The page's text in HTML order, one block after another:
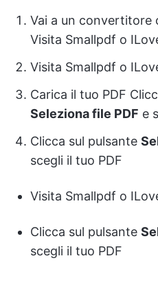
Vai a un convertitore
Visita Smallpdf o
Visita Smallpdf o
Carica il tuo PDF
Seleziona file PDF e
Clicca sul pulsante
scegli il tuo PDF
Visita Smallpdf o
Clicca sul pulsante
scegli il tuo PDF